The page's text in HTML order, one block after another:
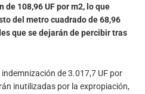
108,96 UF por m2, lo que
del metro cuadrado de 68,96
que se dejarán de percibir tras
de 3.017,7 UF por
inutilizadas por la expropiación,